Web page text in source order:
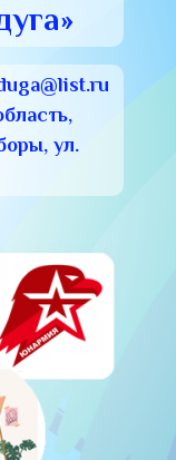
ул.